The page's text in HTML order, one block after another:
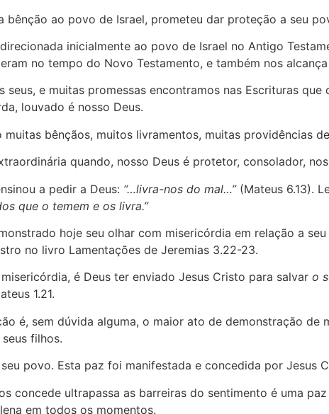
bênção ao povo de Israel, prometeu dar proteção a seu
inicialmente ao povo de Israel no Antigo
no tempo do Novo Testamento, e também nos
seus, e muitas promessas encontramos nas Escrituras
louvado é nosso Deus.
muitas bênçãos, muitos livramentos, muitas providências
quando, nosso Deus é protetor, consolador,
a pedir a Deus: “…livra-nos do mal…”(Mateus 6.13).
que o temem e os livra.”
hoje seu olhar com misericórdia em relação a
no livro Lamentações de Jeremias 3.22-23.
é Deus ter enviado Jesus Cristo para salvar o
1.21.
é, sem dúvida alguma, o maior ato de demonstração
filhos.
povo. Esta paz foi manifestada e concedida por Jesus
concede ultrapassa as barreiras do sentimento é uma
em todos os momentos.